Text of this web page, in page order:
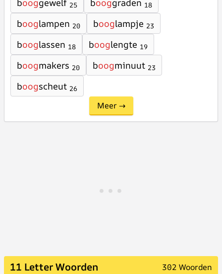
booggewelf 25 booggraden 18
booglampen 20 booglampje 23
booglassen 18 booglengte 19
boogmakers 20 boogminuut 23
boogscheut 26
Meer →
11 Letter Woorden 302 Woorden